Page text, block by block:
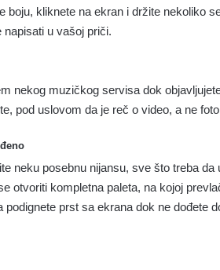
boju, kliknete na ekran i držite nekoliko
u vašoj priči.
nekog muzičkog servisa dok
pod uslovom da je reč o video, a ne
neku posebnu nijansu, sve što treba da
otvoriti kompletna paleta, na kojoj
prst sa ekrana dok ne dođete